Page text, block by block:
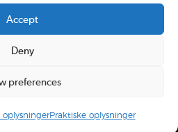
Accept
Deny
preferences
oplysningerPraktiske oplysninger
Pressenævnet.
redaktør: Simon Bünger
34766959.
Rabotnik.coop